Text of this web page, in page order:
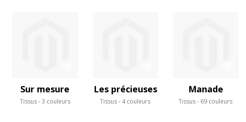
Sur mesure
Tissus 3 couleurs
Les précieuses
Tissus 4 couleurs
Manade
Tissus 69 couleurs